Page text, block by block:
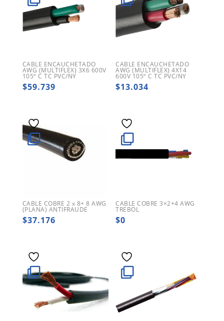
CABLE ENCAUCHETADO
AWG (MULTIFLEX) 3X6 600V
105º C TC PVC/NY
$59.739
CABLE ENCAUCHETADO
AWG (MULTIFLEX) 4X14
600V 105º C TC PVC/NY
$13.034
CABLE COBRE 2 x 8+ 8 AWG
(PLANA) ANTIFRAUDE
$37.176
CABLE COBRE 3×2+4 AWG
TREBOL
$0